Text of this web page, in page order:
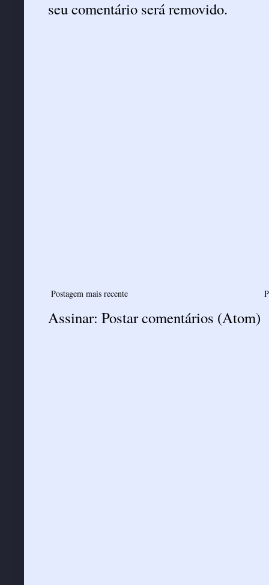
seu comentário será removido.
Postagem mais recente
Assinar: Postar comentários (Atom)